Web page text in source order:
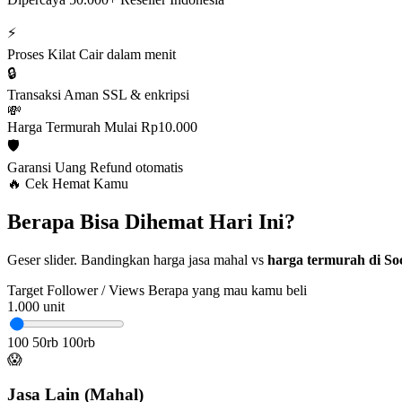
⚡
Proses Kilat Cair dalam menit
🔒
Transaksi Aman SSL & enkripsi
💸
Harga Termurah Mulai Rp10.000
🛡️
Garansi Uang Refund otomatis
🔥 Cek Hemat Kamu
Berapa Bisa Dihemat Hari Ini?
Geser slider. Bandingkan harga jasa mahal vs harga termurah di
Target Follower / Views Berapa yang mau kamu beli
1.000 unit
100 50rb 100rb
😱
Jasa Lain (Mahal)